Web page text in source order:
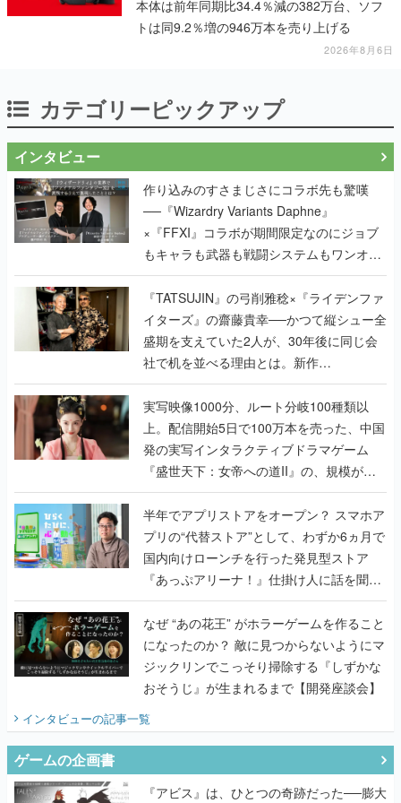
本体は前年同期比34.4％減の382万台、ソフ
トは同9.2％増の946万本を売り上げる
2026年8月6日
カテゴリーピックアップ
インタビュー
作り込みのすさまじさにコラボ先も驚嘆
──『Wizardry Variants Daphne』
×『FFXI』コラボが期間限定なのにジョブ
もキャラも武器も戦闘システムもワンオフ
で作り込まれた理由を両ディレクターに聞
く
『TATSUJIN』の弓削雅稔×『ライデンファ
イターズ』の齋藤貴幸──かつて縦シュー全
盛期を支えていた2人が、30年後に同じ会
社で机を並べる理由とは。新作
『TATSUJIN EXTREME』で初タッグを組
んだレジェンド2人に訊く開発秘話
実写映像1000分、ルート分岐100種類以
上。配信開始5日で100万本を売った、中国
発の実写インタラクティブドラマゲーム
『盛世天下：女帝への道II』の、規模が違
うこだわりをプロデューサーに聞いた
半年でアプリストアをオープン？ スマホア
プリの“代替ストア”として、わずか6ヵ月で
国内向けローンチを行った発見型ストア
『あっぷアリーナ！』仕掛け人に話を聞い
てみた
なぜ “あの花王” がホラーゲームを作ること
になったのか？ 敵に見つからないようにマ
ジックリンでこっそり掃除する『しずかな
おそうじ』が生まれるまで【開発座談会】
インタビューの記事一覧
ゲームの企画書
『アビス』は、ひとつの奇跡だった──膨大